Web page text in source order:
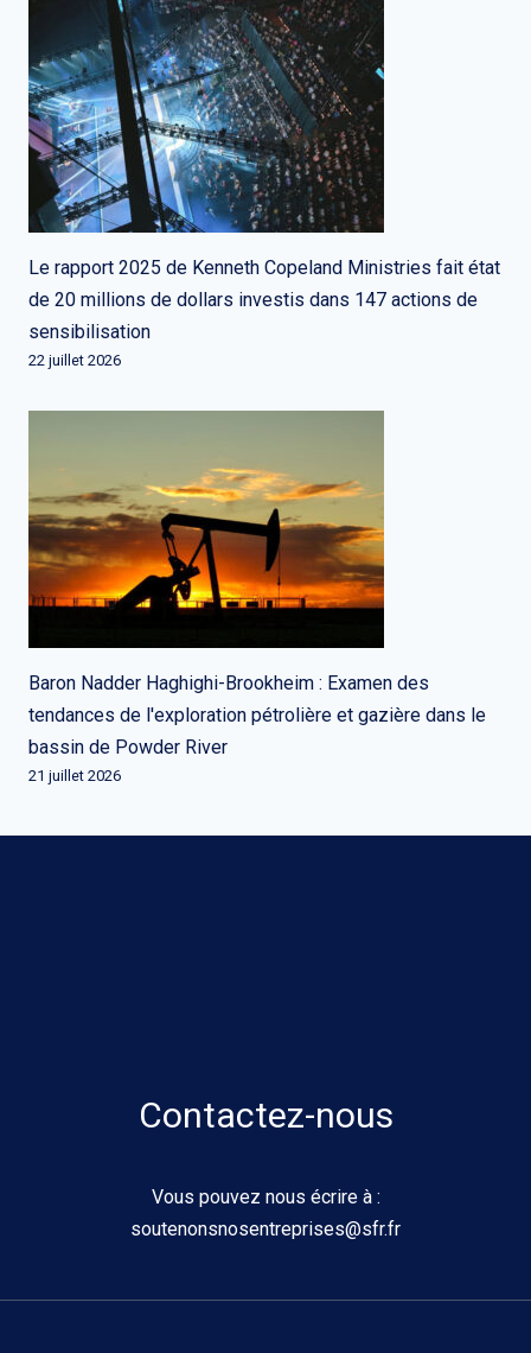
Le rapport 2025 de Kenneth Copeland Ministries fait état
de 20 millions de dollars investis dans 147 actions de
sensibilisation
22 juillet 2026
Baron Nadder Haghighi-Brookheim : Examen des
tendances de l'exploration pétrolière et gazière dans le
bassin de Powder River
21 juillet 2026
Contactez-nous
Vous pouvez nous écrire à :
soutenonsnosentreprises@sfr.fr